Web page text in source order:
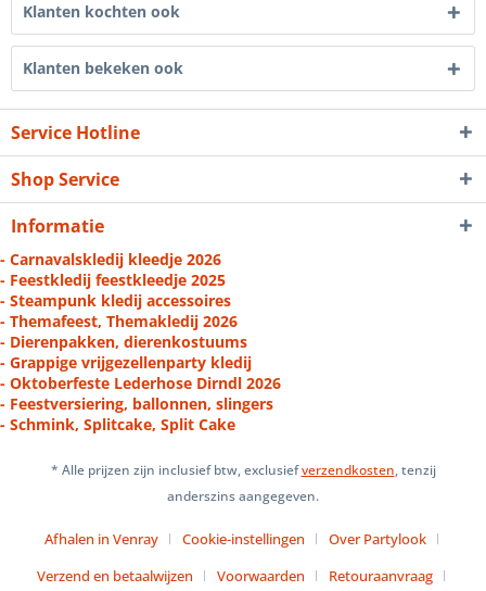
Klanten kochten ook
Klanten bekeken ook
Service Hotline
Shop Service
Informatie
- Carnavalskledij kleedje 2026
- Feestkledij feestkleedje 2025
- Steampunk kledij accessoires
- Themafeest, Themakledij 2026
- Dierenpakken, dierenkostuums
- Grappige vrijgezellenparty kledij
- Oktoberfeste Lederhose Dirndl 2026
- Feestversiering, ballonnen, slingers
- Schmink, Splitcake, Split Cake
* Alle prijzen zijn inclusief btw, exclusiefverzendkosten, tenzij
anderszins aangegeven.
Afhalen in Venray Cookie-instellingen
Over Partylook
Verzend en betaalwijzen
Voorwaarden Retouraanvraag